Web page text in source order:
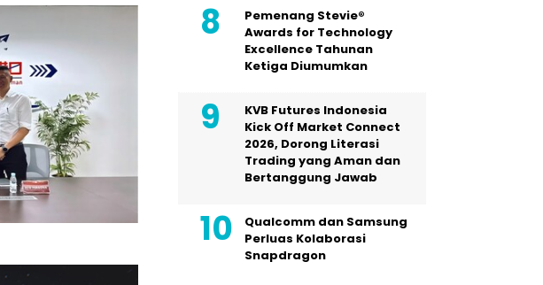
Pemenang Stevie®
Awards for Technology
Excellence Tahunan
Ketiga Diumumkan
KVB Futures Indonesia
Kick Off Market Connect
2026, Dorong Literasi
Trading yang Aman dan
Bertanggung Jawab
Qualcomm dan Samsung
Perluas Kolaborasi
Snapdragon